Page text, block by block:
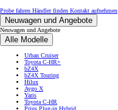
Probe fahren Händler finden Kontakt aufnehmen
Neuwagen und Angebote
Neuwagen und Angebote
Alle Modelle
Urban Cruiser
Toyota C-HR+
bZ4X
bZ4X Touring
Hilux
Aygo X
Yaris
Toyota C-HR
Prius Plug-in Hybrid